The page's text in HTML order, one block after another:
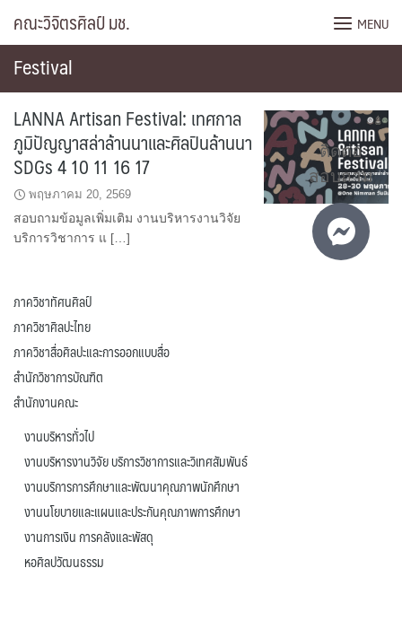
คณะวิจิตรศิลป์ มช. MENU
Festival
LANNA Artisan Festival: เทศกาล
ภูมิปัญญาสล่าล้านนาและศิลปินล้านนา
SDGs 4 10 11 16 17
พฤษภาคม 20, 2569
สอบถามข้อมูลเพิ่มเติม งานบริหารงานวิจัย
บริการวิชาการ แ […]
ภาควิชาทัศนศิลป์
ภาควิชาศิลปะไทย
ภาควิชาสื่อศิลปะและการออกแบบสื่อ
สำนักวิชาการบัณฑิต
สำนักงานคณะ
งานบริหารทั่วไป
งานบริหารงานวิจัย บริการวิชาการและวิเทศสัมพันธ์
งานบริการการศึกษาและพัฒนาคุณภาพนักศึกษา
งานนโยบายและแผนและประกันคุณภาพการศึกษา
งานการเงิน การคลังและพัสดุ
หอศิลปวัฒนธรรม
ติดต่อ
สอบถาม